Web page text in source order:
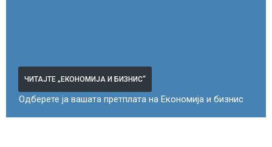
ЧИТАЈТЕ „ЕКОНОМИЈА И БИЗНИС“
Одберете ја вашата претплата на Економија и бизнис